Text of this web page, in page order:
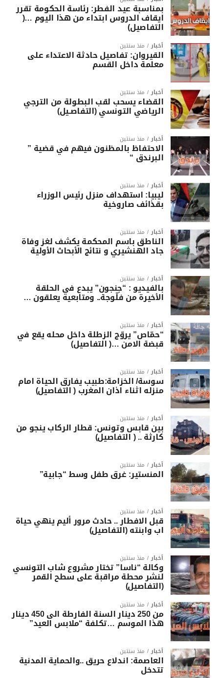
بمناسبة عيد الفطر: رئاسة الحكومة تقرر
ايقاف الدروس ابتداء من هذا اليوم …(
التفاصيل)
أخبار منذ سنتين
القيروان: تفاصيل حادثة الاعتداء على
معلمة داخل القسم
أخبار منذ سنتين
القضاء يسحب لقب البطولة من الترجي
الرياضي التونسي (التفاصـيل)
أخبار منذ سنتين
الاحتفاظ بالمظنون فيهم في قضية ”
البرندق “
أخبار منذ سنتين
ليبيا: استهداف منزل رئيس الوزراء
بقذائف صاروخية
أخبار منذ سنتين
الناطق باسم المحكمة يكشف لغز وفاة
جاد الهنشيري و نتائج الأبحاث الأولية
أخبار منذ سنتين
بالفيديو : “جنجون” يبدع في الحلقة
الأخيرة من فلّوجة.. ومتابعيه يعلقون …
أخبار منذ سنتين
“حمّاص” يروّج الزطلة داخل محله يقع في
قبضة الامن …( التفاصيل)
أخبار منذ سنتين
سوسة/ الخزامة:طبيب يفارق الحياة امام
منزله اثناء اذان المغرب ( التفاصيل)
أخبار منذ سنتين
بين قابس وتونس: قطار الركاب ينجو من
كارثة .. ( التفاصيل)
أخبار منذ سنتين
المنستير: غرق طفل وسط “جابية”
أخبار منذ سنتين
قبل الافطار .. حادث مرور أليم ينهي حياة
اب وابنته (التفاصيل)
أخبار منذ سنتين
وكالة “ناسا” تختار مشروع شاب التونسي
لنشر محطة مراقبة على سطح القمر
(التفاصيل)
أخبار منذ سنتين
من 250 دينار السنة الفارطة الى 450 دينار
هذا الموسم …تكلفة “ملابس العيد”
أخبار منذ سنتين
العاصمة: اندلاع حريق ..والحماية المدنية
تتدخل